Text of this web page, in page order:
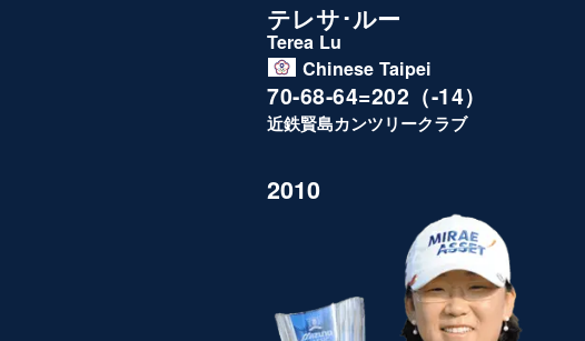
テレサ･ルー
Terea Lu
Chinese Taipei
70-68-64=202（-14）
近鉄賢島カンツリークラブ
2010